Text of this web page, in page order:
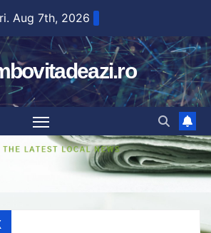
Aug 7th, 2026